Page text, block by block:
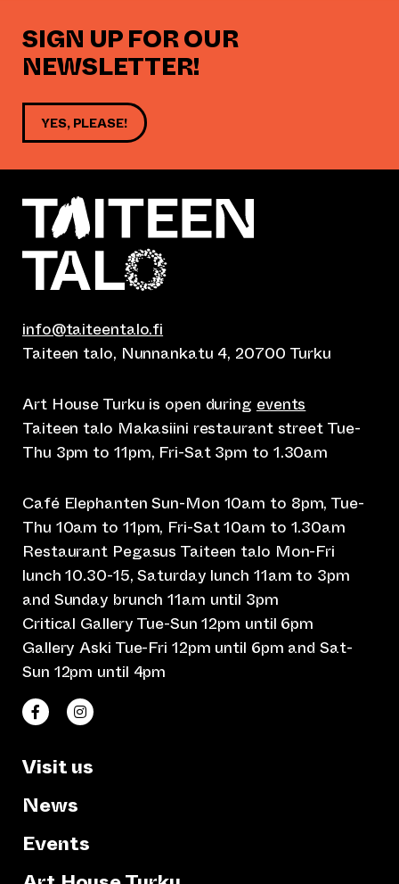
SIGN UP FOR OUR
NEWSLETTER!
YES, PLEASE!
info@taiteentalo.fi
Taiteen talo, Nunnankatu 4, 20700 Turku
Art House Turku is open during events
Taiteen talo Makasiini restaurant street Tue-
Thu 3pm to 11pm, Fri-Sat 3pm to 1.30am
Café Elephanten Sun-Mon 10am to 8pm, Tue-
Thu 10am to 11pm, Fri-Sat 10am to 1.30am
Restaurant Pegasus Taiteen talo Mon-Fri
lunch 10.30-15, Saturday lunch 11am to 3pm
and Sunday brunch 11am until 3pm
Critical Gallery Tue-Sun 12pm until 6pm
Gallery Aski Tue-Fri 12pm until 6pm and Sat-
Sun 12pm until 4pm
Taiteen talo Facebookissa
(opens an external website)
Taiteen talo Instagramissa
(opens an external website)
Visit us
News
Events